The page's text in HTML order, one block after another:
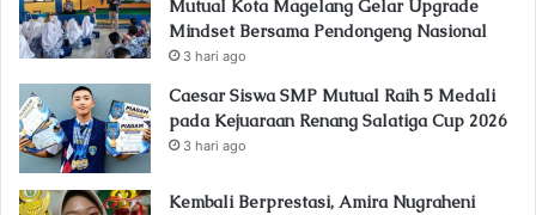
Mutual Kota Magelang Gelar Upgrade
Mindset Bersama Pendongeng Nasional
3 hari ago
Caesar Siswa SMP Mutual Raih 5 Medali
pada Kejuaraan Renang Salatiga Cup 2026
3 hari ago
Kembali Berprestasi, Amira Nugraheni